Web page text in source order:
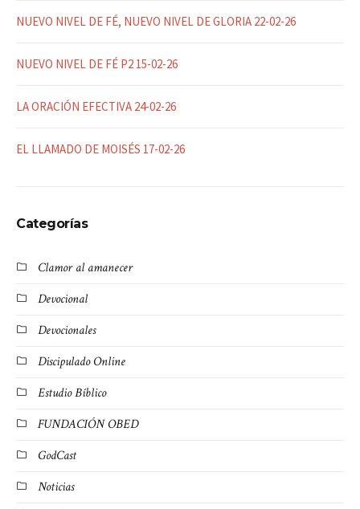
NUEVO NIVEL DE FÉ, NUEVO NIVEL DE GLORIA 22-02-26
NUEVO NIVEL DE FÉ P2 15-02-26
LA ORACIÓN EFECTIVA 24-02-26
EL LLAMADO DE MOISÉS 17-02-26
Categorías
Clamor al amanecer
Devocional
Devocionales
Discipulado Online
Estudio Bíblico
FUNDACIÓN OBED
GodCast
Noticias